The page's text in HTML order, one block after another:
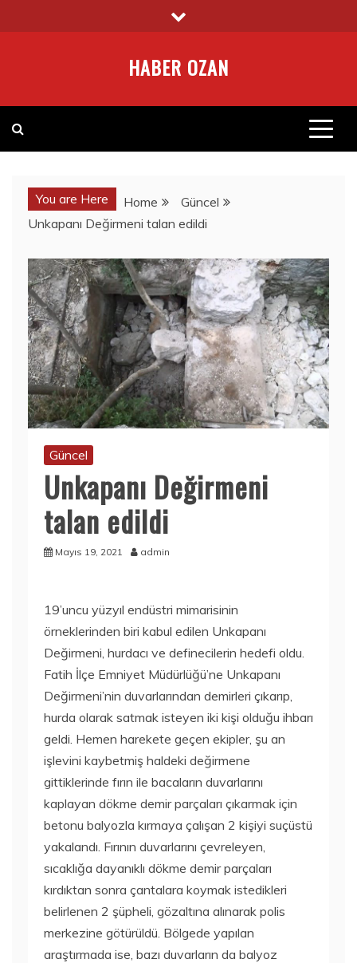
to
HABER OZAN
You are Here Home
Güncel
Unkapanı Değirmeni talan edildi
Güncel
Unkapanı Değirmeni
talan edildi
Mayıs 19, 2021 admin
19’uncu yüzyıl endüstri mimarisinin
örneklerinden biri kabul edilen Unkapanı
Değirmeni, hurdacı ve definecilerin hedefi oldu.
Fatih İlçe Emniyet Müdürlüğü’ne Unkapanı
Değirmeni’nin duvarlarından demirleri çıkarıp,
hurda olarak satmak isteyen iki kişi olduğu ihbarı
geldi. Hemen harekete geçen ekipler, şu an
işlevini kaybetmiş haldeki değirmene
gittiklerinde fırın ile bacaların duvarlarını
kaplayan dökme demir parçaları çıkarmak için
betonu balyozla kırmaya çalışan 2 kişiyi suçüstü
yakalandı. Fırının duvarlarını çevreleyen,
sıcaklığa dayanıklı dökme demir parçaları
kırdıktan sonra çantalara koymak istedikleri
belirlenen 2 şüpheli, gözaltına alınarak polis
merkezine götürüldü. Bölgede yapılan
araştırmada ise, bazı duvarların da balyoz